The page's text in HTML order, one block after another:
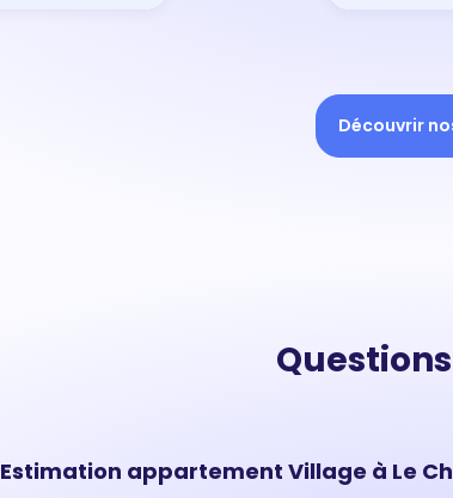
Découvrir
Estimation appartement Village à Le